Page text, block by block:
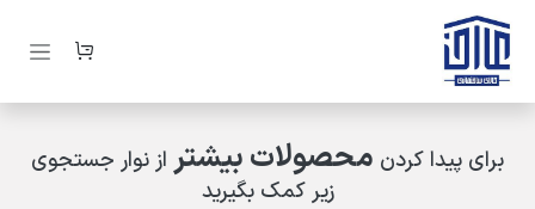
صرف نظر و مشاهده محتوا
برای پیدا کردن محصولات بیشتر از نوار جستجوی
زیر کمک بگیرید